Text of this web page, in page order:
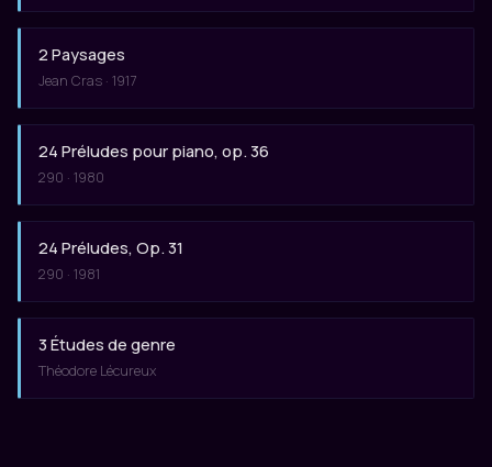
2 Paysages
Jean Cras · 1917
24 Préludes pour piano, op. 36
290 · 1980
24 Préludes, Op. 31
290 · 1981
3 Études de genre
Théodore Lécureux